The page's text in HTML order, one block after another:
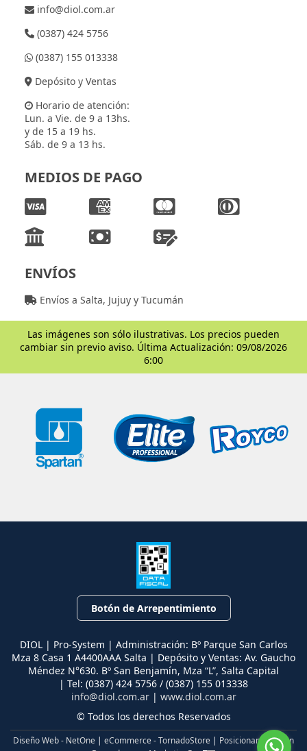
info@diol.com.ar
(0387) 424 5756
(0387) 155 013338
Depósito y Ventas
Horario de atención:
Lun. a Vie. de 9 a 13hs.
y de 15 a 19 hs.
Sáb. de 9 a 13 hs.
MEDIOS DE PAGO
ENVÍOS
Envíos a Salta, Jujuy y Tucumán
Las imágenes son sólo ilustrativas. Los precios pueden
cambiar sin previo aviso. Última Actualización: 09/08/2026
6:00
Botón de Arrepentimiento
DIOL | Pro-System | Administración: Bº Parque San Carlos
Mza 8 Casa 1 A4400AAA Salta | Depósito y Ventas: Av. Gaucho
Méndez N°630. Bº San Benjamín, Mza “L”, Salta Capital
| Tel: (0387) 424 5756 / (0387) 155 013338
info@diol.com.ar| www.diol.com.ar
© Todos los derechos Reservados
Diseño Web - NetOne | eCommerce - TornadoStore | Posicionamiento en